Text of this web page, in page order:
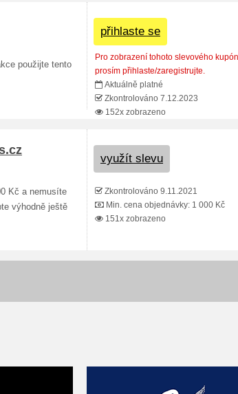
použijte tento
přihlaste se
Pro zobrazení tohoto slevového
prosím přihlaste/zaregistrujte.
Aktuálně platné
Zkontrolováno 7.12.2023
152x zobrazeno
Kč a nemusíte
výhodně ještě
využít slevu
Zkontrolováno 9.11.2021
Min. cena objednávky: 1 000 Kč
151x zobrazeno